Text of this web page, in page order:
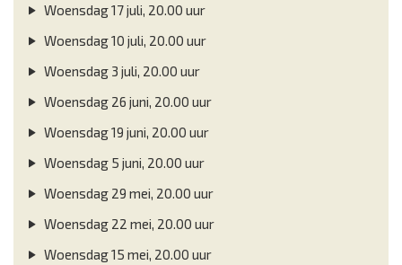
Woensdag 17 juli, 20.00 uur
Woensdag 10 juli, 20.00 uur
Woensdag 3 juli, 20.00 uur
Woensdag 26 juni, 20.00 uur
Woensdag 19 juni, 20.00 uur
Woensdag 5 juni, 20.00 uur
Woensdag 29 mei, 20.00 uur
Woensdag 22 mei, 20.00 uur
Woensdag 15 mei, 20.00 uur